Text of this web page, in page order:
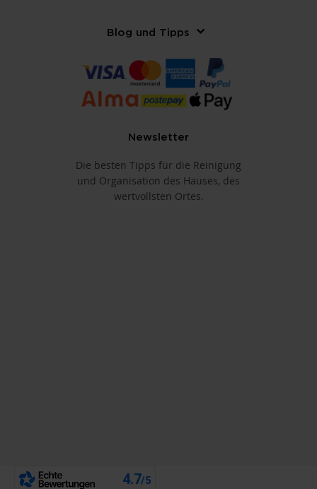
Blog und Tipps
Newsletter
Die besten Tipps für die Reinigung
und Organisation des Hauses, des
wertvollsten Ortes.